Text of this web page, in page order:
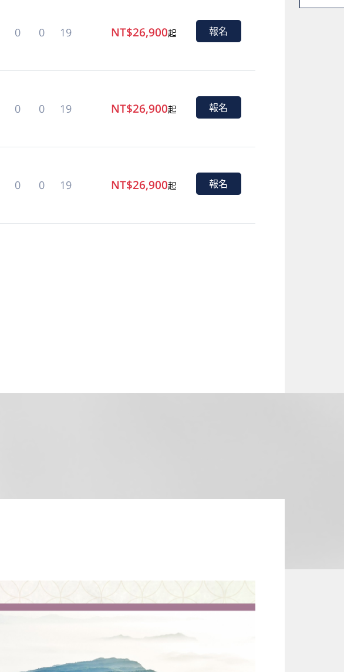
0 0 19 NT$26,900起 報名
0 0 19 NT$26,900起 報名
0 0 19 NT$26,900起 報名